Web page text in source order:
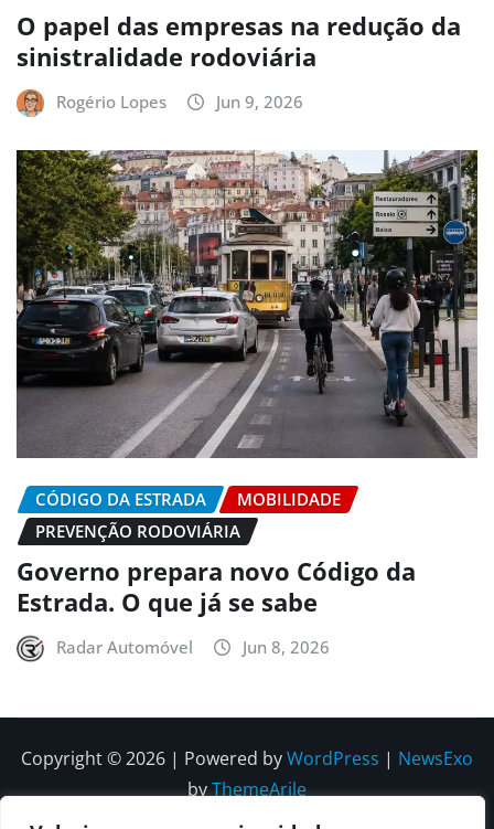
O papel das empresas na redução da
sinistralidade rodoviária
Rogério Lopes Jun 9, 2026
CÓDIGO DA ESTRADA
MOBILIDADE
PREVENÇÃO RODOVIÁRIA
Governo prepara novo Código da
Estrada. O que já se sabe
Radar Automóvel Jun 8, 2026
Copyright © 2026 | Powered byWordPress | NewsExo
byThemeArile